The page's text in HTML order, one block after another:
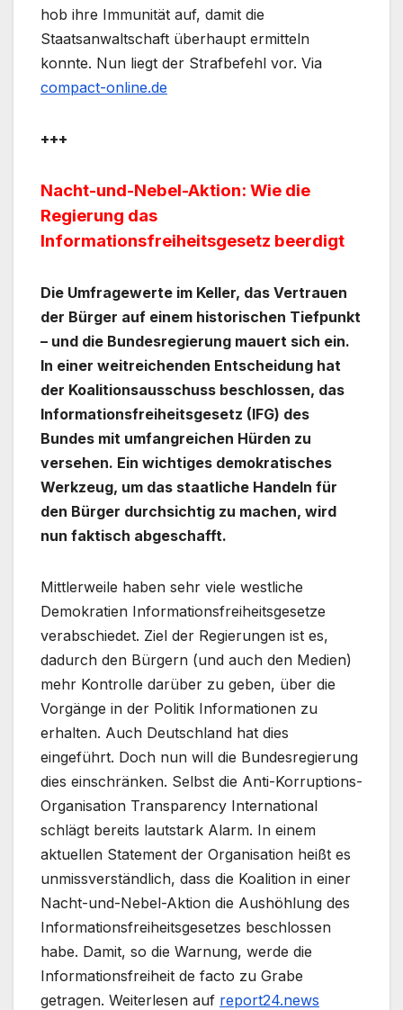
hob ihre Immunität auf, damit die
Staatsanwaltschaft überhaupt ermitteln
konnte. Nun liegt der Strafbefehl vor. Via
compact-online.de
+++
Nacht-und-Nebel-Aktion: Wie die
Regierung das
Informationsfreiheitsgesetz beerdigt
Die Umfragewerte im Keller, das Vertrauen
der Bürger auf einem historischen Tiefpunkt
– und die Bundesregierung mauert sich ein.
In einer weitreichenden Entscheidung hat
der Koalitionsausschuss beschlossen, das
Informationsfreiheitsgesetz (IFG) des
Bundes mit umfangreichen Hürden zu
versehen. Ein wichtiges demokratisches
Werkzeug, um das staatliche Handeln für
den Bürger durchsichtig zu machen, wird
nun faktisch abgeschafft.
Mittlerweile haben sehr viele westliche
Demokratien Informationsfreiheitsgesetze
verabschiedet. Ziel der Regierungen ist es,
dadurch den Bürgern (und auch den Medien)
mehr Kontrolle darüber zu geben, über die
Vorgänge in der Politik Informationen zu
erhalten. Auch Deutschland hat dies
eingeführt. Doch nun will die Bundesregierung
dies einschränken. Selbst die Anti-Korruptions-
Organisation Transparency International
schlägt bereits lautstark Alarm. In einem
aktuellen Statement der Organisation heißt es
unmissverständlich, dass die Koalition in einer
Nacht-und-Nebel-Aktion die Aushöhlung des
Informationsfreiheitsgesetzes beschlossen
habe. Damit, so die Warnung, werde die
Informationsfreiheit de facto zu Grabe
getragen. Weiterlesen auf report24.news